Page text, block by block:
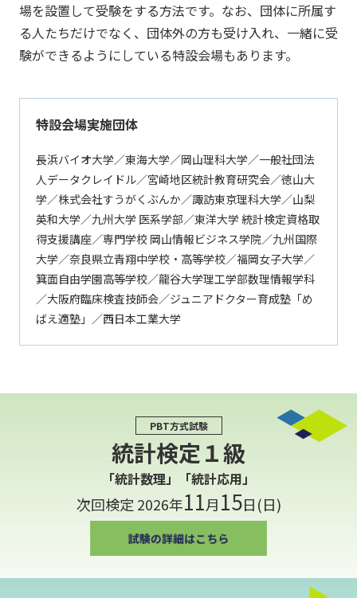
場を設置して受験をする方法です。なお、団体に所属す
る人たちだけでなく、団体外の方も受け入れ、一緒に受
験ができるようにしている特設会場もあります。
特設会場実施団体
長浜バイオ大学／東海大学／岡山理科大学／一般社団法
人データクレイドル／宮崎地区統計教育研究会／徳山大
学／株式会社すうがくぶんか／諏訪東京理科大学／山梨
英和大学／九州大学 医系学部／東洋大学 統計検定資格取
得支援講座／専門学校 岡山情報ビジネス学院／九州国際
大学／奈良県立青翔中学校・高等学校／福岡女子大学／
箕面自由学園高等学校／龍谷大学理工学部数理情報学科
／大阪府臨床検査技師会／ジュニアドクター育成塾「め
ばえ適塾」／西日本工業大学
PBT方式試験
統計検定１級
「統計数理」「統計応用」
次回検定 2026年11月15日(日)